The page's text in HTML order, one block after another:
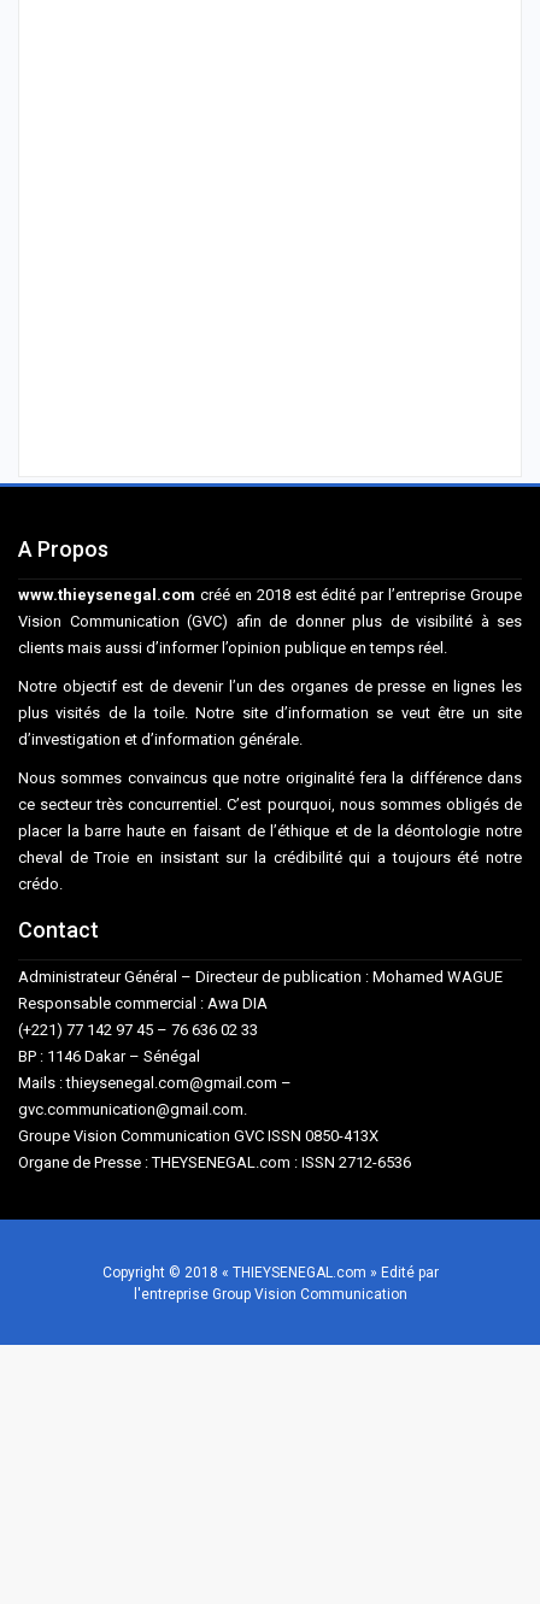
A Propos
www.thieysenegal.com créé en 2018 est édité par l’entreprise Groupe
Vision Communication (GVC) afin de donner plus de visibilité à ses
clients mais aussi d’informer l’opinion publique en temps réel.
Notre objectif est de devenir l’un des organes de presse en lignes les
plus visités de la toile. Notre site d’information se veut être un site
d’investigation et d’information générale.
Nous sommes convaincus que notre originalité fera la différence dans
ce secteur très concurrentiel. C’est pourquoi, nous sommes obligés de
placer la barre haute en faisant de l’éthique et de la déontologie notre
cheval de Troie en insistant sur la crédibilité qui a toujours été notre
crédo.
Contact
Administrateur Général – Directeur de publication : Mohamed WAGUE
Responsable commercial : Awa DIA
(+221) 77 142 97 45 – 76 636 02 33
BP : 1146 Dakar – Sénégal
Mails : thieysenegal.com@gmail.com –
gvc.communication@gmail.com.
Groupe Vision Communication GVC ISSN 0850-413X
Organe de Presse : THEYSENEGAL.com : ISSN 2712-6536
Copyright © 2018 « THIEYSENEGAL.com » Edité par
l'entreprise Group Vision Communication